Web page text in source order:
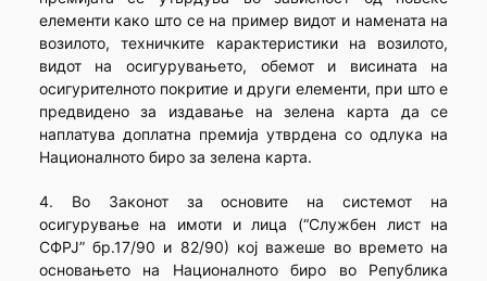
елементи како што се на пример видот и намената на
возилото, техничките карактеристики на возилото,
видот на осигурувањето, обемот и висината на
осигурителното покритие и други елементи, при што е
предвидено за издавање на зелена карта да се
наплатува доплатна премија утврдена со одлука на
Националното биро за зелена карта.
4. Во Законот за основите на системот на
осигурување на имоти и лица (“Службен лист на
СФРЈ” бр.17/90 и 82/90) кој важеше во времето на
основањето на Националното биро во Република